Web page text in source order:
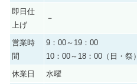
即日仕
上げ
－
営業時
間
9：00～19：00
10：00～18：00（日・祭）
休業日
水曜